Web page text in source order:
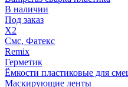
В наличии
Под заказ
X2
Смс, Фатекс
Remix
Герметик
Ёмкости пластиковые для
Маскирующие ленты